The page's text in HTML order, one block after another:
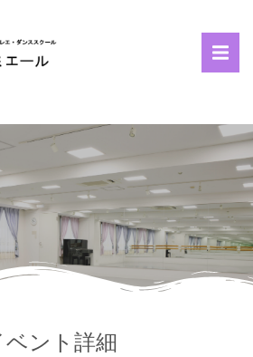
ベント詳細